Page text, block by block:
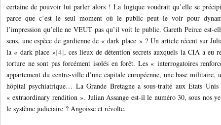
certaine de pouvoir lui parler alors ! La logique voudrait qu’elle se
parce que c’est le seul moment où le public peut le voir pour
l’impression qu’elle ne VEUT pas qu’il voit le public. Gareth Peirce est-
sens, une espèce de gardienne de « dark place » ? Un article récent sur
la « dark place »[4], ces lieux de détention secrets auxquels la CIA a eu
torture ne sont pas forcément isolés en forêt. Les « interrogatoires
appartement du centre-ville d’une capitale européenne, une base militaire,
hôpital psychiatrique… La Grande Bretagne a sous-traité aux Etats
« extraordinary rendition ». Julian Assange est-il le numéro 30, sous nos
le système judiciaire ? Angoisse et révolte.